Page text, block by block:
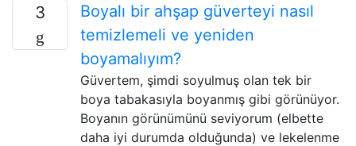
3
Boyalı bir ahşap güverteyi nasıl
temizlemeli ve yeniden
boyamalıyım?
Güvertem, şimdi soyulmuş olan tek bir
boya tabakasıyla boyanmış gibi görünüyor.
Boyanın görünümünü seviyorum (elbette
daha iyi durumda olduğunda) ve lekelenme